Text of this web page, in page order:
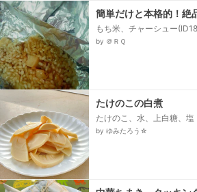
簡単だけと本格的！絶
もち米、チャーシュー
け、水煮たけのこ、玉ね
by ＠ＲＱ
たけのこの白煮
たけのこ、水、上白糖、塩
by ゆみたろう☆